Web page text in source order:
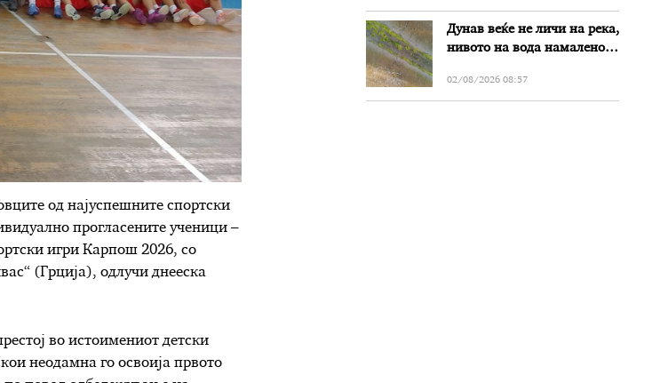
од најуспешните спортски
прогласените ученици –
игри Карпош 2026, со
(Грција), одлучи днееска
во истоимениот детски
неодамна го освоија првото
Дунав веќе не личи на река,
нивото на вода намалено
Бугарија
02/08/2026 08:57